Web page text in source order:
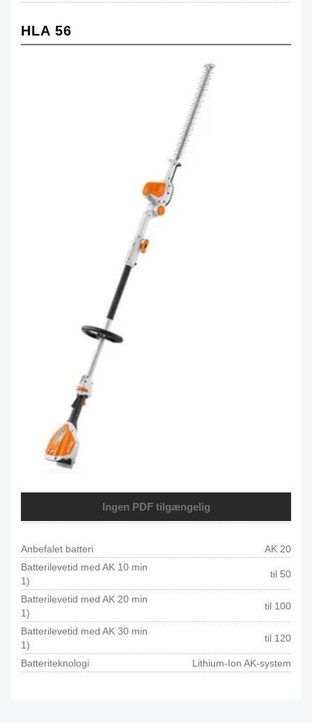
HLA 56
Ingen PDF tilgængelig
Anbefalet batteri
AK 20
Batterilevetid med AK 10 min
1)
til 50
Batterilevetid med AK 20 min
1)
til 100
Batterilevetid med AK 30 min
1)
til 120
Batteriteknologi Lithium-Ion AK-system